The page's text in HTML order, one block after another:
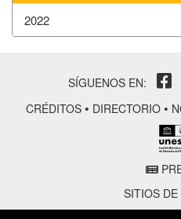
2022
SÍGUENOS EN:
CRÉDITOS • DIRECTORIO •
SITIOS